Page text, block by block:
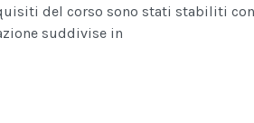
del corso sono stati stabiliti
suddivise in